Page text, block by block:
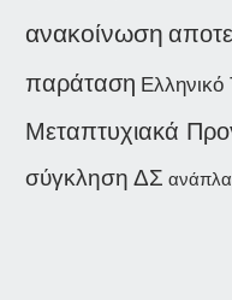
ανακοίνωση
παράταση
Μεταπτυχιακά
σύγκληση ΔΣ